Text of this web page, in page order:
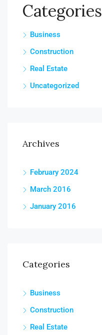
Categories
Business
Construction
Real Estate
Uncategorized
Archives
February 2024
March 2016
January 2016
Categories
Business
Construction
Real Estate